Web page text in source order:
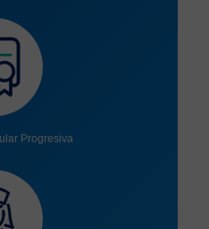
Progresiva